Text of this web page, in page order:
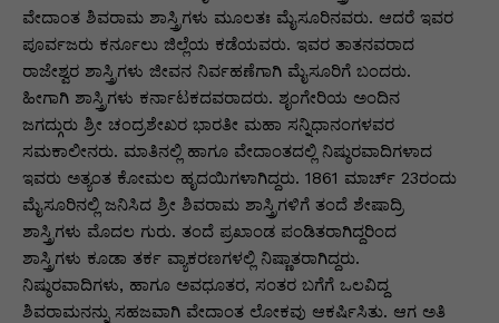
ವೇದಾಂತ ಶಿವರಾಮ ಶಾಸ್ತ್ರಿಗಳು ಮೂಲತಃ ಮೈಸೂರಿನವರು. ಆದರೆ ಇವರ
ಪೂರ್ವಜರು ಕರ್ನೂಲು ಜಿಲ್ಲೆಯ ಕಡೆಯವರು. ಇವರ ತಾತನವರಾದ
ರಾಜೇಶ್ವರ ಶಾಸ್ತ್ರಿಗಳು ಜೀವನ ನಿರ್ವಹಣೆಗಾಗಿ ಮೈಸೂರಿಗೆ ಬಂದರು.
ಹೀಗಾಗಿ ಶಾಸ್ತ್ರಿಗಳು ಕರ್ನಾಟಕದವರಾದರು. ಶೃಂಗೇರಿಯ ಅಂದಿನ
ಜಗದ್ಗುರು ಶ್ರೀ ಚಂದ್ರಶೇಖರ ಭಾರತೀ ಮಹಾ ಸನ್ನಿಧಾನಂಗಳವರ
ಸಮಕಾಲೀನರು. ಮಾತಿನಲ್ಲಿ ಹಾಗೂ ವೇದಾಂತದಲ್ಲಿ ನಿಷ್ಠುರವಾದಿಗಳಾದ
ಇವರು ಅತ್ಯಂತ ಕೋಮಲ ಹೃದಯಿಗಳಾಗಿದ್ದರು. 1861 ಮಾರ್ಚ್‌ 23ರಂದು
ಮೈಸೂರಿನಲ್ಲಿ ಜನಿಸಿದ ಶ್ರೀ ಶಿವರಾಮ ಶಾಸ್ತ್ರಿಗಳಿಗೆ ತಂದೆ ಶೇಷಾದ್ರಿ
ಶಾಸ್ತ್ರಿಗಳು ಮೊದಲ ಗುರು. ತಂದೆ ಪ್ರಖಾಂಡ ಪಂಡಿತರಾಗಿದ್ದರಿಂದ
ಶಾಸ್ತ್ರಿಗಳು ಕೂಡಾ ತರ್ಕ ವ್ಯಾಕರಣಗಳಲ್ಲಿ ನಿಷ್ಣಾತರಾಗಿದ್ದರು.
ನಿಷ್ಠುರವಾದಿಗಳು, ಹಾಗೂ ಅವಧೂತರ, ಸಂತರ ಬಗೆಗೆ ಒಲವಿದ್ದ
ಶಿವರಾಮನನ್ನು ಸಹಜವಾಗಿ ವೇದಾಂತ ಲೋಕವು ಆಕರ್ಷಿಸಿತು. ಆಗ ಅತಿ